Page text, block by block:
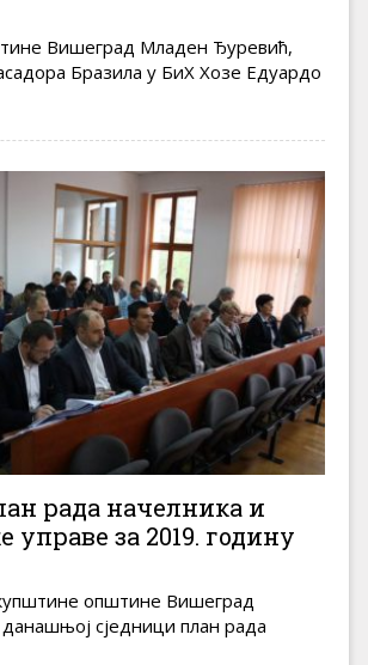
Вишеград Младен Ђуревић,
Бразила у БиХ Хозе Едуардо
рада начелника и
управе за 2019. годину
општине Вишеград
данашњој сједници план рада